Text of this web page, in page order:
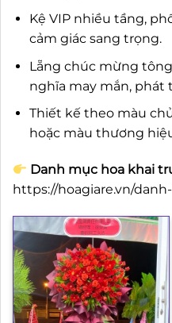
Kệ VIP nhiều tầng,
cảm giác sang trọng.
Lẵng chúc mừng
nghĩa may mắn, phát
Thiết kế theo màu
hoặc màu thương
Danh mục hoa khai
https://hoagiare.vn/